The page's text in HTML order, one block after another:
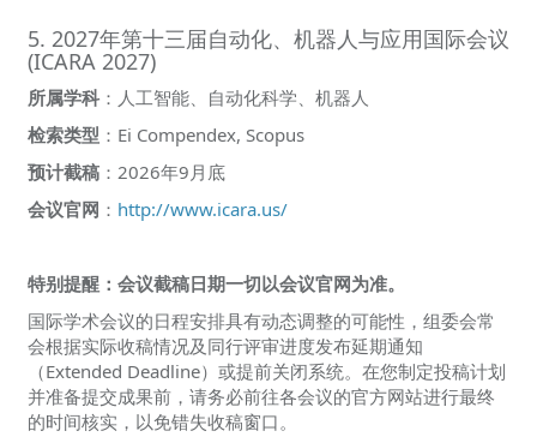
5. 2027年第十三届自动化、机器人与应用国际会议
(ICARA 2027)
所属学科：人工智能、自动化科学、机器人
检索类型 ：Ei Compendex, Scopus
预计截稿：2026年9月底
会议官网 ： http://www.icara.us/
特别提醒：会议截稿日期一切以会议官网为准。
国际学术会议的日程安排具有动态调整的可能性，组委会常
会根据实际收稿情况及同行评审进度发布延期通知
（Extended Deadline）或提前关闭系统。在您制定投稿计划
并准备提交成果前，请务必前往各会议的官方网站进行最终
的时间核实，以免错失收稿窗口。